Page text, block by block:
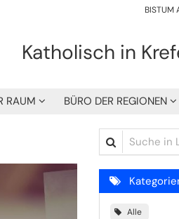
BISTUM
Katholisch in
RAUM BÜRO DER REGIONEN
Suche in Liste
Alle